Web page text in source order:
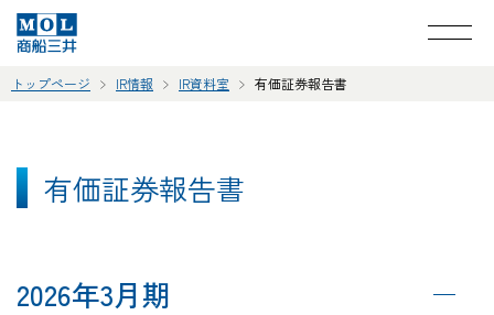
トップページ IR情報 IR資料室 有価証券報告書
有価証券報告書
2026年3月期